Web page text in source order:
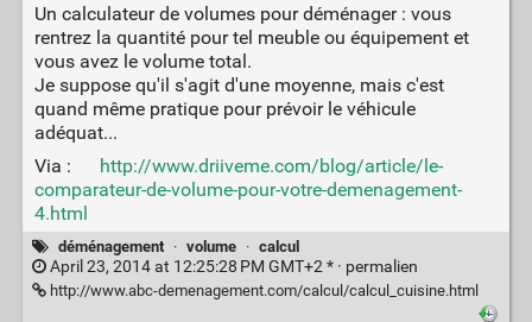
Un calculateur de volumes pour déménager : vous
rentrez la quantité pour tel meuble ou équipement et
vous avez le volume total.
Je suppose qu'il s'agit d'une moyenne, mais c'est
quand même pratique pour prévoir le véhicule
adéquat...
Via :
http://www.driiveme.com/blog/article/le-
comparateur-de-volume-pour-votre-demenagement-
4.html
déménagement · volume · calcul
April 23, 2014 at 12:25:28 PM GMT+2 * · permalien
http://www.abc-demenagement.com/calcul/calcul_cuisine.html